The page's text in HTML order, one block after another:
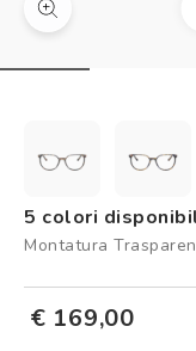
Controllo visivo
Carta fedeltà
5 colori
Montatura
€ 169,00